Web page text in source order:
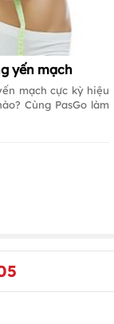
yến mạch
mạch cực kỳ hiệu
Cùng PasGo làm